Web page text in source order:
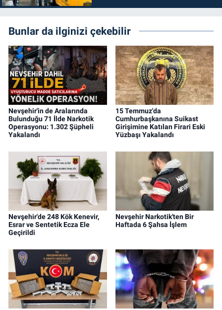
Bunlar da ilginizi çekebilir
Nevşehir'in de Aralarında
Bulunduğu 71 İlde Narkotik
Operasyonu: 1.302 Şüpheli
Yakalandı
15 Temmuz'da
Cumhurbaşkanına Suikast
Girişimine Katılan Firari Eski
Yüzbaşı Yakalandı
Nevşehir'de 248 Kök Kenevir,
Esrar ve Sentetik Ecza Ele
Geçirildi
Nevşehir Narkotik'ten Bir
Haftada 6 Şahsa İşlem